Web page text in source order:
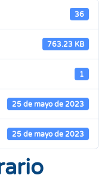
36
763.23 KB
1
25 de mayo de 2023
25 de mayo de 2023